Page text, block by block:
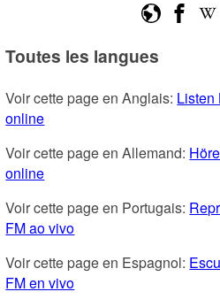
Toutes les langues
Voir cette page en Anglais: Listen
online
Voir cette page en Allemand:
online
Voir cette page en Portugais:
FM ao vivo
Voir cette page en Espagnol:
FM en vivo